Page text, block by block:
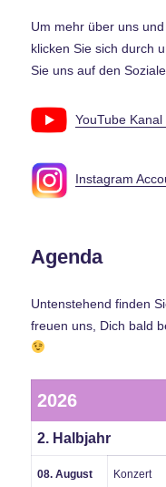
Um mehr über uns
klicken Sie sich durch
Sie uns auf den
YouTube Kanal
Instagram
Agenda
Untenstehend finden
freuen uns, Dich bald
2026
2. Halbjahr
08. August
Konzert